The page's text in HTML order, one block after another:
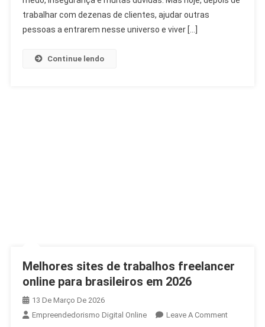
trabalhar com dezenas de clientes, ajudar outras
pessoas a entrarem nesse universo e viver […]
Continue lendo
Melhores sites de trabalhos freelancer
online para brasileiros em 2026
13 De Março De 2026
Empreendedorismo Digital Online
Leave A Comment